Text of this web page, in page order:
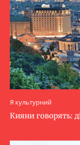
Я культурний
Кияни говорять: